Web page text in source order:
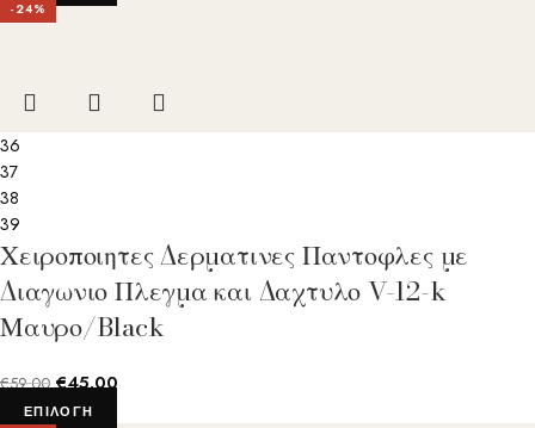
-24%
36
37
38
39
Χειροποιητες Δερματινες Παντοφλες με
Διαγωνιο Πλεγμα και Δαχτυλο V-12-k
Μαυρο/Black
€59.00 €45.00
ΕΠΙΛΟΓΉ